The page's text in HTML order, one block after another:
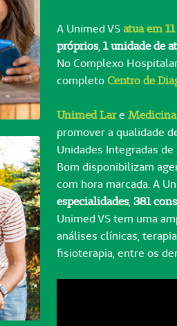
A Unimed VSatua em
próprios, 1 unidade de
No Complexo
completoCentro de
Unimed Lare
promover a qualidade
Unidades Integradas
Bom disponibilizam
com hora marcada. A
especialidades, 381
Unimed VS tem uma
análises clínicas,
fisioterapia, entre os